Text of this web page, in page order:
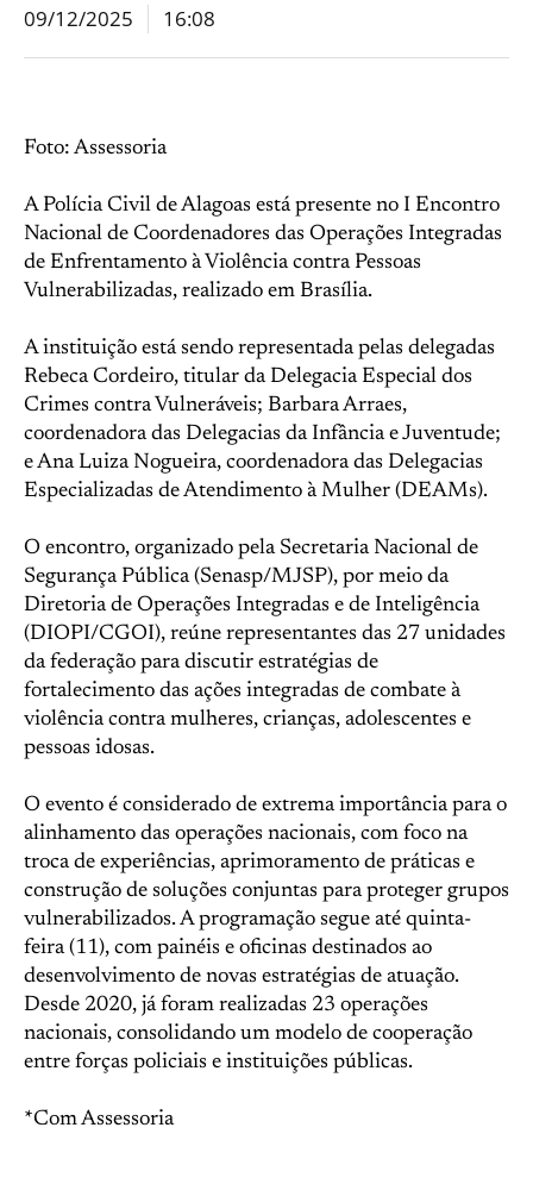
09/12/2025
16:08
Foto: Assessoria
A Polícia Civil de Alagoas está presente no I Encontro
Nacional de Coordenadores das Operações Integradas
de Enfrentamento à Violência contra Pessoas
Vulnerabilizadas, realizado em Brasília.
A instituição está sendo representada pelas delegadas
Rebeca Cordeiro, titular da Delegacia Especial dos
Crimes contra Vulneráveis; Barbara Arraes,
coordenadora das Delegacias da Infância e Juventude;
e Ana Luiza Nogueira, coordenadora das Delegacias
Especializadas de Atendimento à Mulher (DEAMs).
O encontro, organizado pela Secretaria Nacional de
Segurança Pública (Senasp/MJSP), por meio da
Diretoria de Operações Integradas e de Inteligência
(DIOPI/CGOI), reúne representantes das 27 unidades
da federação para discutir estratégias de
fortalecimento das ações integradas de combate à
violência contra mulheres, crianças, adolescentes e
pessoas idosas.
O evento é considerado de extrema importância para o
alinhamento das operações nacionais, com foco na
troca de experiências, aprimoramento de práticas e
construção de soluções conjuntas para proteger grupos
vulnerabilizados. A programação segue até quinta-
feira (11), com painéis e oficinas destinados ao
desenvolvimento de novas estratégias de atuação.
Desde 2020, já foram realizadas 23 operações
nacionais, consolidando um modelo de cooperação
entre forças policiais e instituições públicas.
*Com Assessoria